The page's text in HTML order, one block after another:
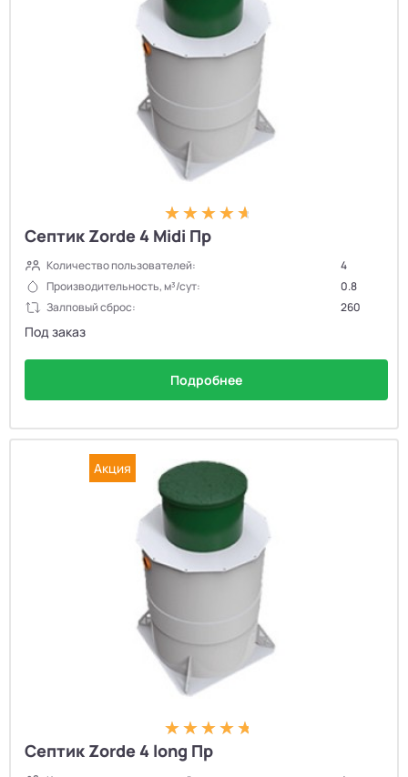
Септик Zorde 4 Midi Пр
Количество пользователей:
4
Производительность, м³/сут:
0.8
Залповый сброс:
260
Под заказ
Подробнее
Акция
Септик Zorde 4 long Пр